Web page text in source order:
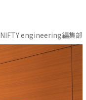
NIFTY engineering編集部